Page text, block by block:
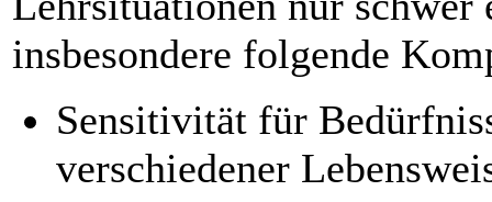
insbesondere folgende
Sensitivität für
verschiedener